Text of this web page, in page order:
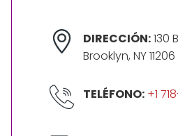
DIRECCIÓN:130
Brooklyn, NY 11206
TELÉFONO: +1